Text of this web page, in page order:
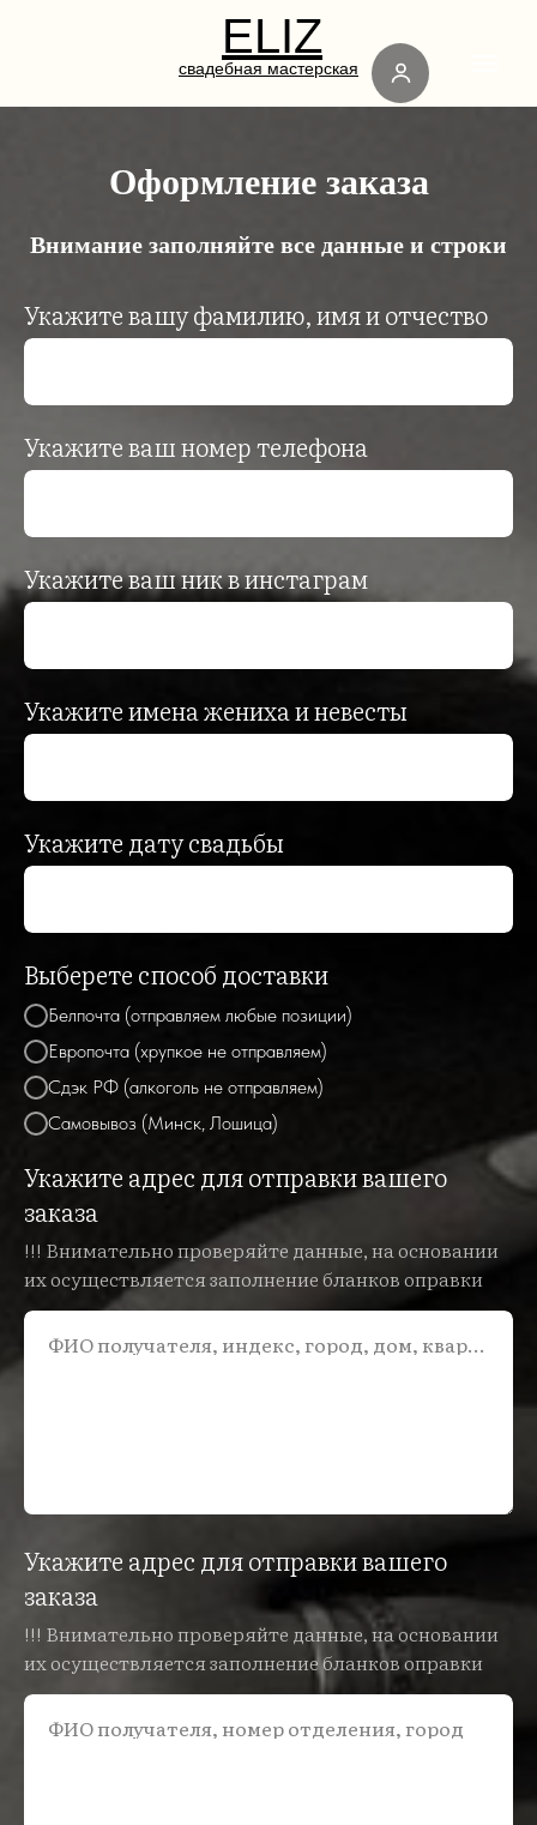
ELIZ
свадебная мастерская
Оформление заказа
Внимание заполняйте все данные и строки
Укажите вашу фамилию, имя и отчество
Укажите ваш номер телефона
Укажите ваш ник в инстаграм
Укажите имена жениха и невесты
Укажите дату свадьбы
Выберете способ доставки
Белпочта (отправляем любые позиции)
Европочта (хрупкое не отправляем)
Сдэк РФ (алкоголь не отправляем)
Самовывоз (Минск, Лошица)
Укажите адрес для отправки вашего
заказа
!!! Внимательно проверяйте данные, на основании
их осуществляется заполнение бланков оправки
ФИО получателя, индекс, город, дом, квартира
Укажите адрес для отправки вашего
заказа
!!! Внимательно проверяйте данные, на основании
их осуществляется заполнение бланков оправки
ФИО получателя, номер отделения, город